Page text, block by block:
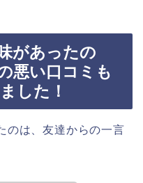
があったの
悪い口コミも
した！
のは、友達からの一言